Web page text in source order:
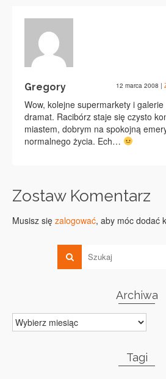
Gregory 12 marca 2008 |
Wow, kolejne supermarkety i
dramat. Racibórz staje się czysto
miastem, dobrym na spokojną
normalnego życia. Ech…
Zostaw Komentarz
Musisz się zalogować, aby móc dodać
Archiwa
Archiwa
Tagi